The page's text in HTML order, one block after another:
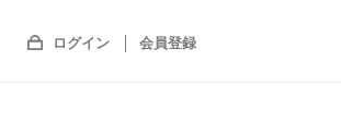
ログイン 会員登録